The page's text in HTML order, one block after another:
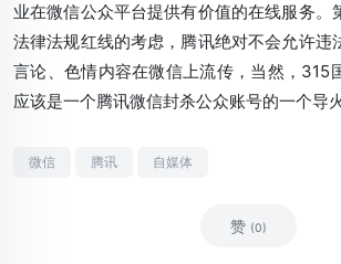
业在微信公众平台提供有价值的在线服务。
法律法规红线的考虑，腾讯绝对不会允许违
言论、色情内容在微信上流传，当然，315
应该是一个腾讯微信封杀公众账号的一个导
微信 腾讯 自媒体
赞 (0)